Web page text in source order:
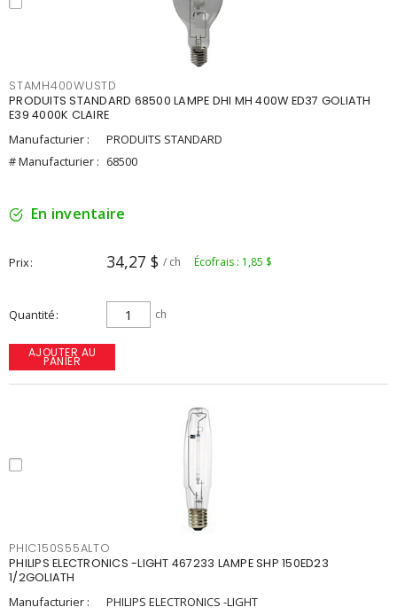
STAMH400WUSTD
PRODUITS STANDARD 68500 LAMPE DHI MH 400W ED37 GOLIATH
E39 4000K CLAIRE
Manufacturier :
PRODUITS STANDARD
# Manufacturier : 68500
En inventaire
Prix 34,27 $ / ch Écofrais : 1,85 $
Quantité ch
AJOUTER AU
PANIER
PHIC150S55ALTO
PHILIPS ELECTRONICS -LIGHT 467233 LAMPE SHP 150ED23
1/2GOLIATH
Manufacturier :
PHILIPS ELECTRONICS -LIGHT